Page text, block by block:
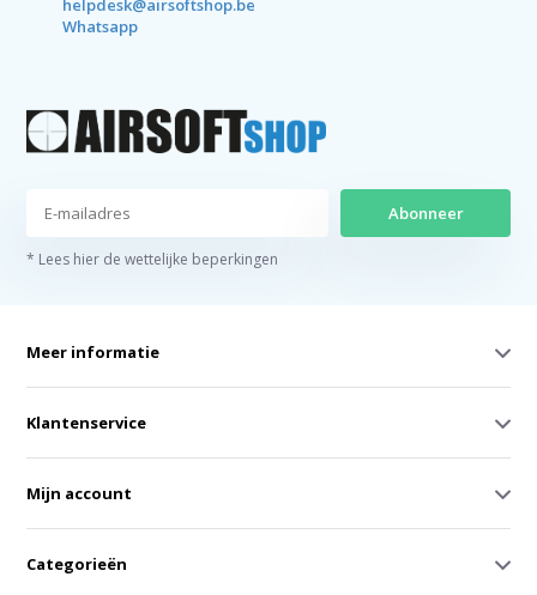
helpdesk@airsoftshop.be
Whatsapp
Abonneer
* Lees hier de wettelijke beperkingen
Meer informatie
Klantenservice
Mijn account
Categorieën